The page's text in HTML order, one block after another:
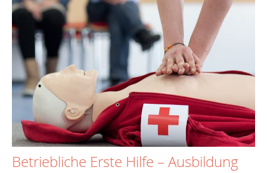
Betriebliche Erste Hilfe – Ausbildung